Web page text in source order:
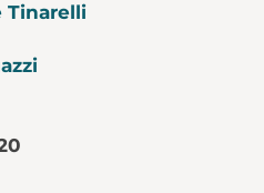
Tinarelli